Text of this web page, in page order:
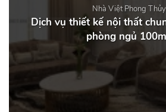
Nhà Việt Phong Thủy
Dịch vụ thiết kế nội thất
phòng ngủ